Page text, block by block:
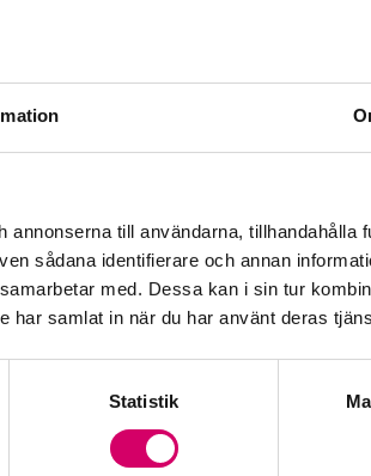
till användarna, tillhandahålla
sådana identifierare och annan
med. Dessa kan i sin tur
har samlat in när du har använt deras
Statistik
Följ oss i
Öppet brev